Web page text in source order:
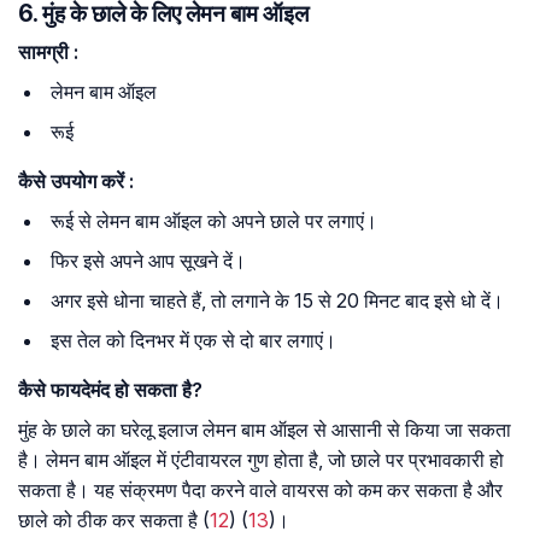
6. मुंह के छाले के लिए लेमन बाम ऑइल
सामग्री:
लेमन बाम ऑइल
रूई
कैसे उपयोग करें:
रूई से लेमन बाम ऑइल को अपने छाले पर लगाएं।
फिर इसे अपने आप सूखने दें।
अगर इसे धोना चाहते हैं, तो लगाने के 15 से 20 मिनट बाद इसे धो दें।
इस तेल को दिनभर में एक से दो बार लगाएं।
कैसे फायदेमंद हो सकता है?
मुंह के छाले का घरेलू इलाज लेमन बाम ऑइल से आसानी से किया जा सकता
है। लेमन बाम ऑइल में एंटीवायरल गुण होता है, जो छाले पर प्रभावकारी हो
सकता है। यह संक्रमण पैदा करने वाले वायरस को कम कर सकता है और
छाले को ठीक कर सकता है (12) (13)।